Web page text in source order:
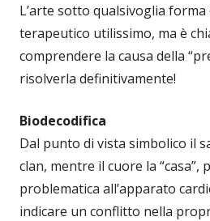
L’arte sotto qualsivoglia
terapeutico utilissimo, ma è
comprendere la causa della
risolverla definitivamente!
Biodecodifica
Dal punto di vista simbolico il
clan, mentre il cuore la “casa”,
problematica all’apparato
indicare un conflitto nella